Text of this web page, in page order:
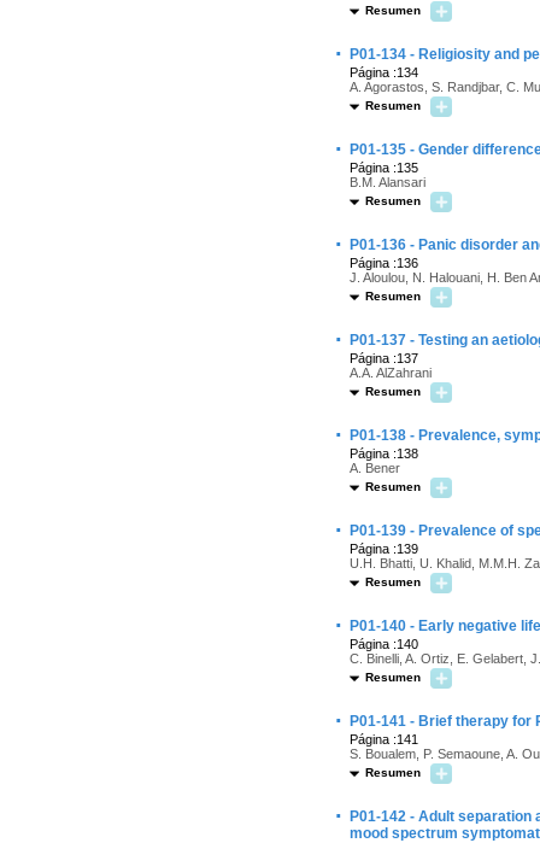
Resumen
· P01-134 - Religiosity and
Página :134
A. Agorastos, S. Randjbar, C.
Resumen
· P01-135 - Gender
Página :135
B.M. Alansari
Resumen
· P01-136 - Panic disorder
Página :136
J. Aloulou, N. Halouani, H. Ben
Resumen
· P01-137 - Testing an
Página :137
A.A. AlZahrani
Resumen
· P01-138 - Prevalence,
Página :138
A. Bener
Resumen
· P01-139 - Prevalence of
Página :139
U.H. Bhatti, U. Khalid, M.M.H.
Resumen
· P01-140 - Early negative
Página :140
C. Binelli, A. Ortiz, E. Gelabert,
Resumen
· P01-141 - Brief therapy for
Página :141
S. Boualem, P. Semaoune, A.
Resumen
·
P01-142 - Adult
mood spectrum